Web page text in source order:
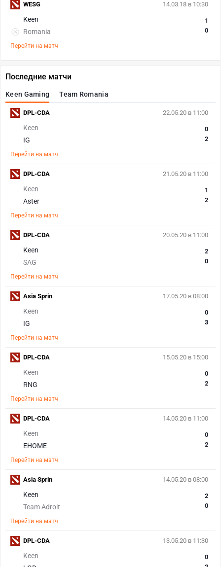
14.03.18 в 10:30
Keen
Romania
1
0
Перейти на матч
WESG
Последние матчи
Keen Gaming Team Romania
22.05.20 в 11:00
Keen
IG
0
2
Перейти на матч
DPL-CDA
21.05.20 в 11:00
Keen
Aster
1
2
Перейти на матч
DPL-CDA
20.05.20 в 11:00
Keen
SAG
2
0
Перейти на матч
DPL-CDA
17.05.20 в 08:00
Keen
IG
0
3
Перейти на матч
Asia Sprin
15.05.20 в 15:00
Keen
RNG
0
2
Перейти на матч
DPL-CDA
14.05.20 в 11:00
Keen
EHOME
0
2
Перейти на матч
DPL-CDA
14.05.20 в 08:00
Keen
Team Adroit
2
0
Перейти на матч
Asia Sprin
13.05.20 в 11:30
Keen
0
DPL-CDA